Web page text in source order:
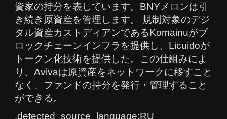
資家の持分を表しています。BNYメロンは引
き続き原資産を管理します。 規制対象のデジ
タル資産カストディアンであるKomainuがブ
ロックチェーンインフラを提供し、Licuidoが
トークン化技術を提供した。この仕組みによ
り、Avivaは原資産をネットワークに移すこと
なく、ファンドの持分を発行・管理すること
ができる。
,detected_source_language:RU